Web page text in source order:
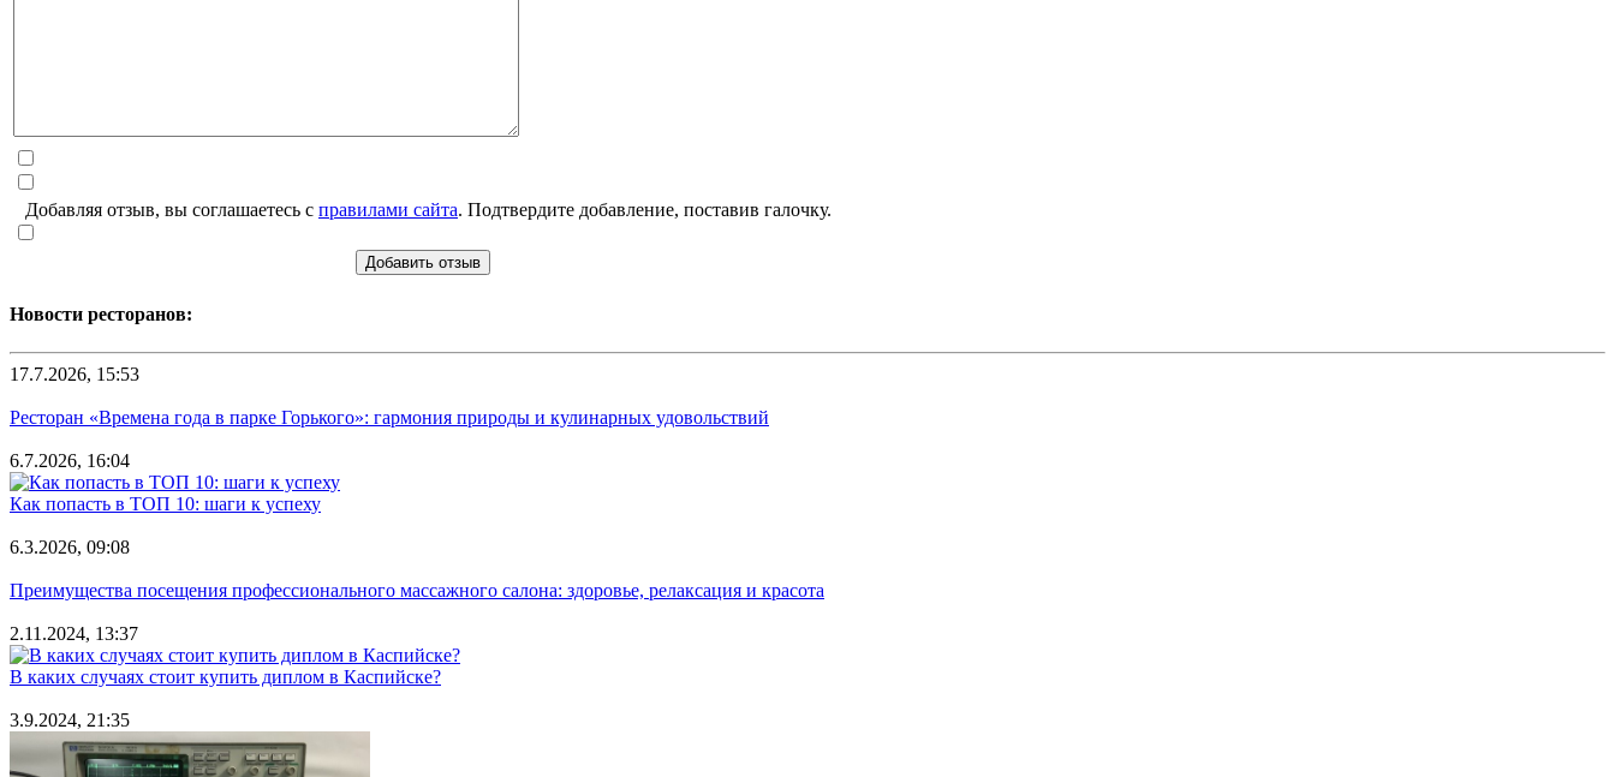
Добавляя отзыв, вы соглашаетесь с правилами сайта. Подтвердите добавление, поставив галочку.
Добавить отзыв
Новости ресторанов:
17.7.2026, 15:53
Ресторан «Времена года в парке Горького»: гармония природы и кулинарных удовольствий
6.7.2026, 16:04
Как попасть в ТОП 10: шаги к успеху
6.3.2026, 09:08
Преимущества посещения профессионального массажного салона: здоровье, релаксация и красота
2.11.2024, 13:37
В каких случаях стоит купить диплом в Каспийске?
3.9.2024, 21:35